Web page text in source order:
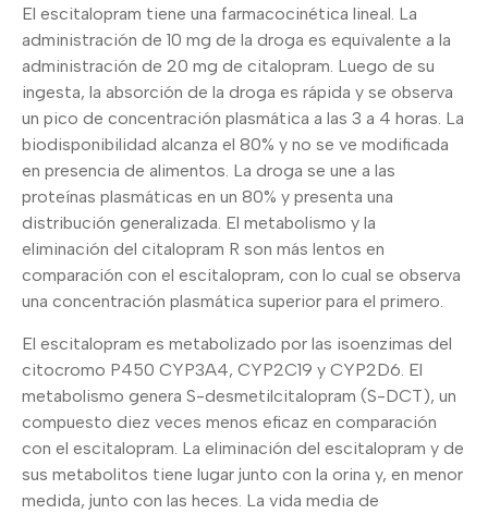
El escitalopram tiene una farmacocinética lineal. La
administración de 10 mg de la droga es equivalente a la
administración de 20 mg de citalopram. Luego de su
ingesta, la absorción de la droga es rápida y se observa
un pico de concentración plasmática a las 3 a 4 horas. La
biodisponibilidad alcanza el 80% y no se ve modificada
en presencia de alimentos. La droga se une a las
proteínas plasmáticas en un 80% y presenta una
distribución generalizada. El metabolismo y la
eliminación del citalopram R son más lentos en
comparación con el escitalopram, con lo cual se observa
una concentración plasmática superior para el primero.
El escitalopram es metabolizado por las isoenzimas del
citocromo P450 CYP3A4, CYP2C19 y CYP2D6. El
metabolismo genera S-desmetilcitalopram (S-DCT), un
compuesto diez veces menos eficaz en comparación
con el escitalopram. La eliminación del escitalopram y de
sus metabolitos tiene lugar junto con la orina y, en menor
medida, junto con las heces. La vida media de